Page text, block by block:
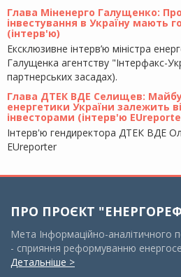
Глава Міненерго Галущенко:
інвестування в Україну мають
(інтерв'ю)
Ексклюзивне інтерв’ю міністра
Галущенка агентству "Інтерфакс-
партнерських засадах).
Глава ДТЕК ВДЕ Селищев:
енергетики України залежить
інвесторами (інтерв'ю
Інтерв'ю гендиректора ДТЕК ВДЕ
EUreporter
ПРО ПРОЄКТ
Мета Інформаційно-аналітичного
- сприяння реформуванню
Детальніше >